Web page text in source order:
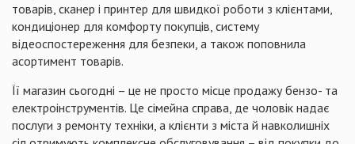
товарів, сканер і принтер для швидкої роботи з клієнтами,
кондиціонер для комфорту покупців, систему
відеоспостереження для безпеки, а також поповнила
асортимент товарів.
Її магазин сьогодні – це не просто місце продажу бензо- та
електроінструментів. Це сімейна справа, де чоловік надає
послуги з ремонту техніки, а клієнти з міста й навколишніх